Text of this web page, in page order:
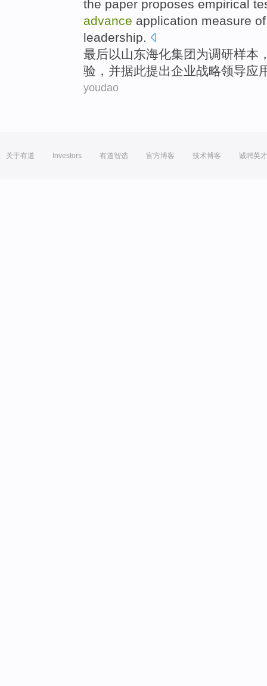
the paper proposes empirical
advance application measure
leadership.
最后以山东海化集团为调研样本
验 ， 并据此提出企业战略领导应
youdao
关于有道 Investors 有道智选 官方博客 技术博客 诚聘英才